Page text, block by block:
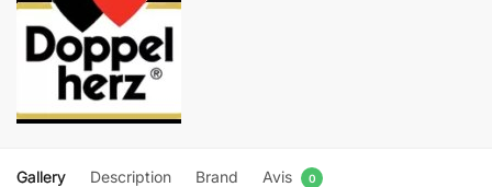
Gallery Description Brand Avis 0